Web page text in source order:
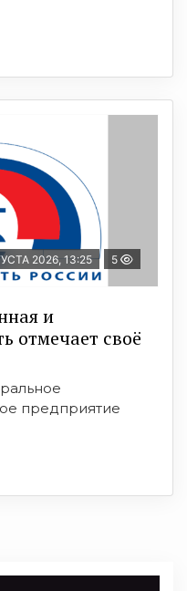
2026, 13:25 5
и
отмечает своё
предприятие